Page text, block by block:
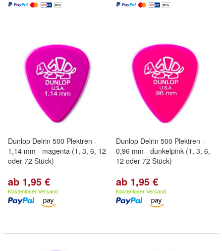
Dunlop Delrin 500 Plektren -
1,14 mm - magenta (1, 3, 6, 12
oder 72 Stück)
ab 1,95 €
Kostenloser Versand
Dunlop Delrin 500 Plektren -
0,96 mm - dunkelpink (1, 3, 6,
12 oder 72 Stück)
ab 1,95 €
Kostenloser Versand